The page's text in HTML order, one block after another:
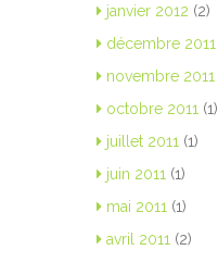
janvier 2012 (2)
décembre 2011
novembre 2011
octobre 2011 (1)
juillet 2011 (1)
juin 2011 (1)
mai 2011 (1)
avril 2011 (2)